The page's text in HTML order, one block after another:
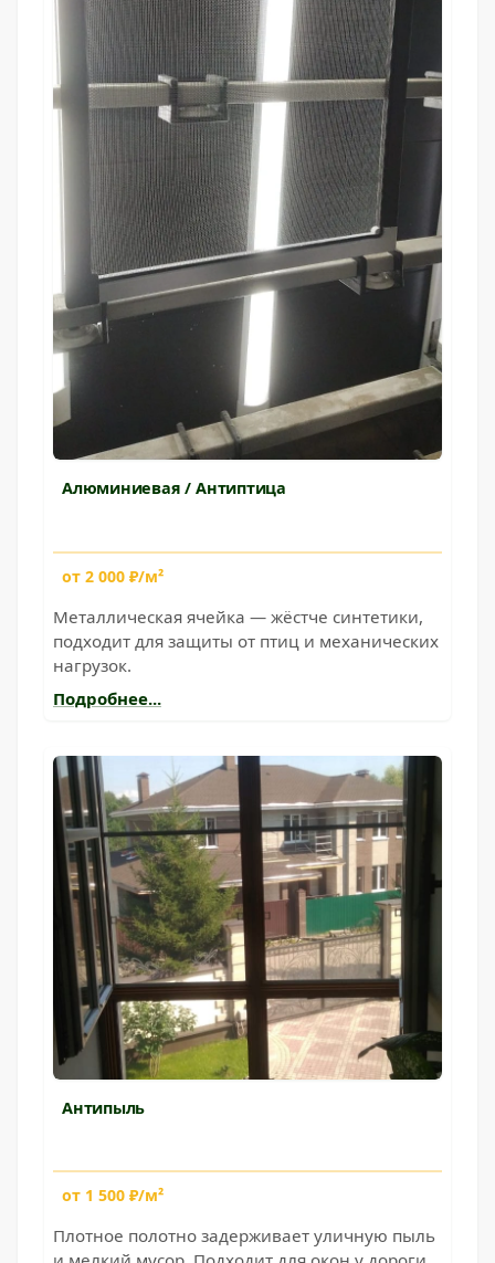
Алюминиевая / Антиптица
от 2 000 ₽/м²
Металлическая ячейка — жёстче синтетики,
подходит для защиты от птиц и механических
нагрузок.
Подробнее...
Антипыль
от 1 500 ₽/м²
Плотное полотно задерживает уличную пыль